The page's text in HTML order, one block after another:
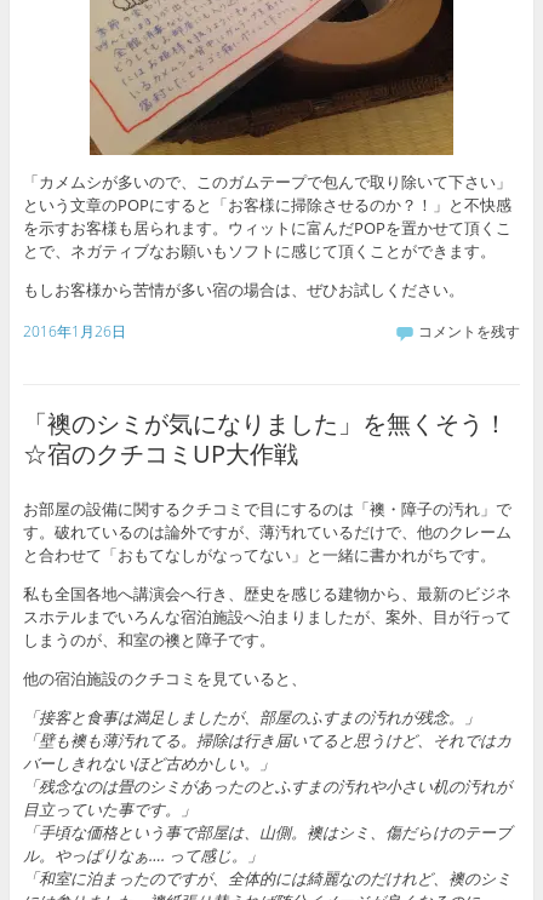
「カメムシが多いので、このガムテープで包んで取り除いて下さい」
という文章のPOPにすると「お客様に掃除させるのか？！」と不快感
を示すお客様も居られます。ウィットに富んだPOPを置かせて頂くこ
とで、ネガティブなお願いもソフトに感じて頂くことができます。
もしお客様から苦情が多い宿の場合は、ぜひお試しください。
2016年1月26日 コメントを残す
「襖のシミが気になりました」を無くそう！
☆宿のクチコミUP大作戦
お部屋の設備に関するクチコミで目にするのは「襖・障子の汚れ」で
す。破れているのは論外ですが、薄汚れているだけで、他のクレーム
と合わせて「おもてなしがなってない」と一緒に書かれがちです。
私も全国各地へ講演会へ行き、歴史を感じる建物から、最新のビジネ
スホテルまでいろんな宿泊施設へ泊まりましたが、案外、目が行って
しまうのが、和室の襖と障子です。
他の宿泊施設のクチコミを見ていると、
「接客と食事は満足しましたが、部屋のふすまの汚れが残念。」
「壁も襖も薄汚れてる。掃除は行き届いてると思うけど、それではカ
バーしきれないほど古めかしい。」
「残念なのは畳のシミがあったのとふすまの汚れや小さい机の汚れが
目立っていた事です。」
「手頃な価格という事で部屋は、山側。襖はシミ、傷だらけのテーブ
ル。やっぱりなぁ…. って感じ。」
「和室に泊まったのですが、全体的には綺麗なのだけれど、襖のシミ